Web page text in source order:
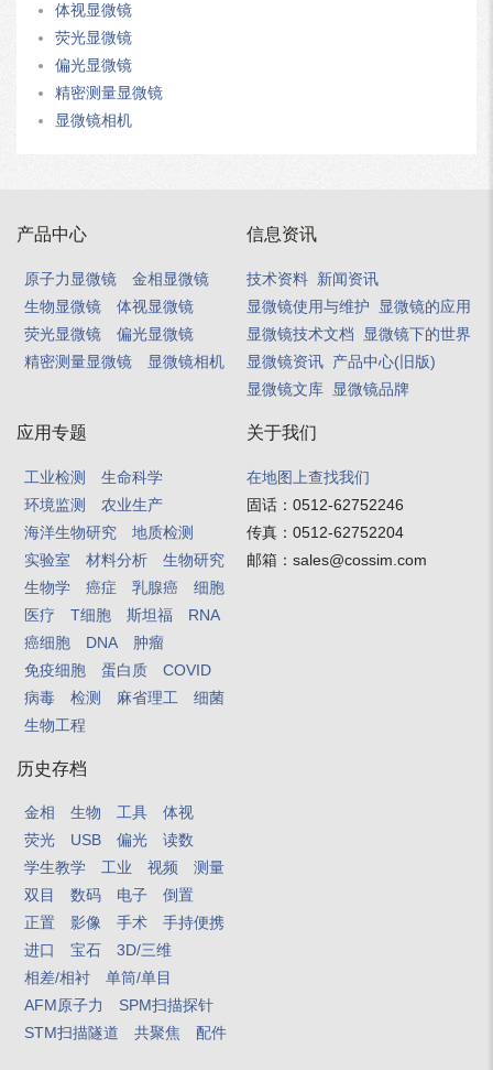
体视显微镜
荧光显微镜
偏光显微镜
精密测量显微镜
显微镜相机
产品中心
原子力显微镜
金相显微镜
生物显微镜
体视显微镜
荧光显微镜
偏光显微镜
精密测量显微镜
显微镜相机
信息资讯
技术资料 新闻资讯
显微镜使用与维护
显微镜的应用
显微镜技术文档
显微镜下的世界
显微镜资讯 产品中心(旧版)
显微镜文库 显微镜品牌
应用专题
工业检测
生命科学
环境监测
农业生产
海洋生物研究
地质检测
实验室
材料分析
生物研究
生物学
癌症 乳腺癌
细胞
医疗
T细胞 斯坦福
RNA
癌细胞
DNA
肿瘤
免疫细胞
蛋白质
COVID
病毒
检测 麻省理工
细菌
生物工程
历史存档
金相 生物 工具
体视
荧光
USB 偏光
读数
学生教学
工业 视频
测量
双目
数码 电子
倒置
正置
影像 手术
手持便携
进口
宝石
3D/三维
相差/相衬
单筒/单目
AFM原子力
SPM扫描探针
STM扫描隧道
共聚焦 配件
关于我们
在地图上查找我们
固话： 0512-62752246
传真： 0512-62752204
邮箱： sales@cossim.com